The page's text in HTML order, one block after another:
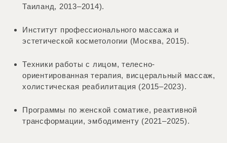
Таиланд, 2013–2014).
Институт профессионального массажа и
эстетической косметологии (Москва, 2015).
Техники работы с лицом, телесно-
ориентированная терапия, висцеральный массаж,
холистическая реабилитация (2015–2023).
Программы по женской соматике, реактивной
трансформации, эмбодименту (2021–2025).